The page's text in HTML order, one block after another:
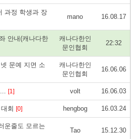
과정 학생과 장
mano 16.08.17
안내(캐나다한
캐나다한인
문인협회
22:32
문예 지면 소
캐나다한인
문인협회
16.06.06
[1] volt 16.06.03
회 [0] hengbog 16.03.24
운줄도 모르는
Tao 15.12.30